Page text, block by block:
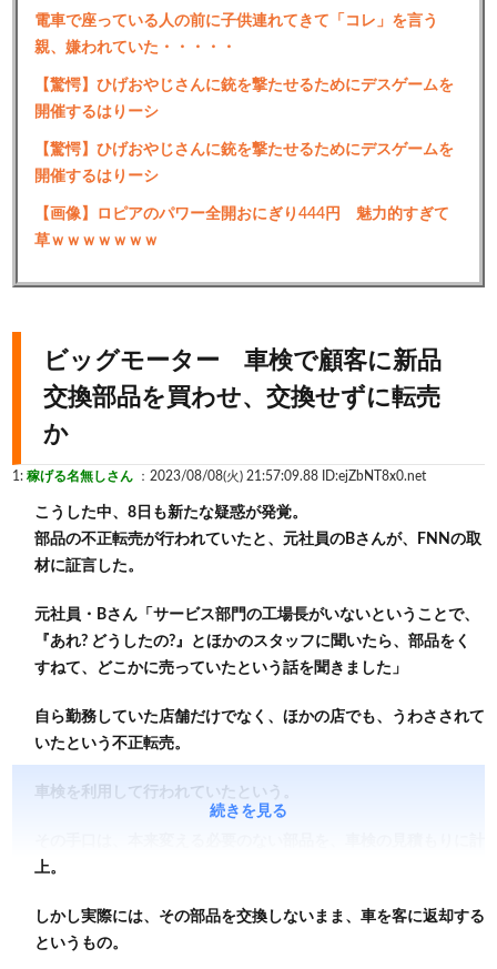
電車で座っている人の前に子供連れてきて「コレ」を言う
親、嫌われていた・・・・・
【驚愕】ひげおやじさんに銃を撃たせるためにデスゲームを
開催するはりーシ
【驚愕】ひげおやじさんに銃を撃たせるためにデスゲームを
開催するはりーシ
【画像】ロピアのパワー全開おにぎり444円 魅力的すぎて
草ｗｗｗｗｗｗｗ
ビッグモーター 車検で顧客に新品
交換部品を買わせ、交換せずに転売
か
1: 稼げる名無しさん ：2023/08/08(火) 21:57:09.88 ID:ejZbNT8x0.net
こうした中、8日も新たな疑惑が発覚。
部品の不正転売が行われていたと、元社員のBさんが、FNNの取
材に証言した。
元社員・Bさん「サービス部門の工場長がいないということで、
『あれ? どうしたの?』とほかのスタッフに聞いたら、部品をく
すねて、どこかに売っていたという話を聞きました」
自ら勤務していた店舗だけでなく、ほかの店でも、うわさされて
いたという不正転売。
車検を利用して行われていたという。
上。
しかし実際には、その部品を交換しないまま、車を客に返却する
というもの。
続きを見る